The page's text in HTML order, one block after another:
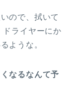
ので、拭いて
ドライヤーにか
ような。
なるなんて予